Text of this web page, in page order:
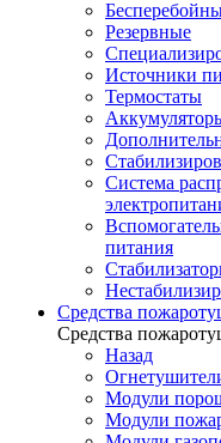
Резервные
Источники
Термостаты
Система
питания
Средства
Средства
Назад
Модули
Модули